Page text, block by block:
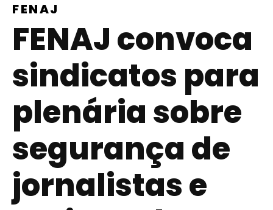
FENAJ
FENAJ convoca
sindicatos para
plenária sobre
segurança de
jornalistas e